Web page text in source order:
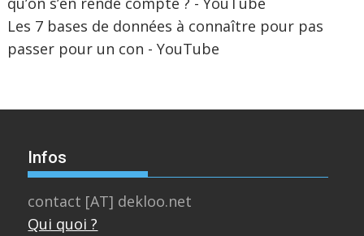
Les 7 bases de données à connaître pour pas
passer pour un con - YouTube
Infos
contact [AT] dekloo.net
Qui quoi ?